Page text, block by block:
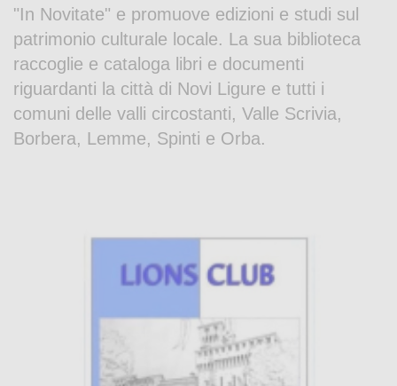
"In Novitate" e promuove edizioni e studi sul
patrimonio culturale locale. La sua biblioteca
raccoglie e cataloga libri e documenti
riguardanti la città di Novi Ligure e tutti i
comuni delle valli circostanti, Valle Scrivia,
Borbera, Lemme, Spinti e Orba.